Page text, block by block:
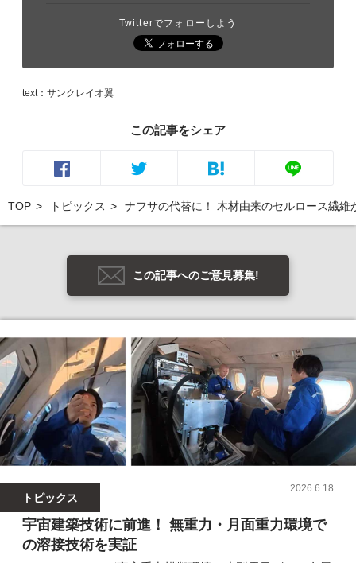
Twitterでフォローしよう
text：サンクレイオ翼
この記事をシェア
TOP トピックス ナフサの代替に！ 木材由来のセルロース繊
この記事へのご意見募集!
トピックス
2026.6.18
宇宙建築技術に前進！ 無重力・月面重力環境で
の溶接技術を実証